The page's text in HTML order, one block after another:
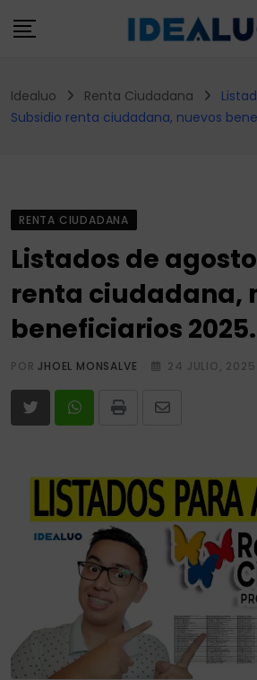
to
Idealuo Renta Ciudadana
Subsidio renta ciudadana, nuevos
RENTA CIUDADANA
Listados de
renta ciudadana,
beneficiarios 2025.
PORJHOEL MONSALVE 24 JULIO, 2025
Print
Share